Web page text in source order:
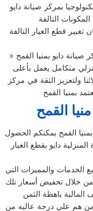
بمركز صيانة دايو
التالفة
تغيير قطع الغيار التالفة
متكامل يعمل بأعلى
ولتعزيز الثقة في مركز
القمح
القمح يمكنكم الحصول
دايو بقطع الغيار
الخدمات والمميزات التي
خلال تخفيض أسعار تلك
من هم علي درجة عاليه من